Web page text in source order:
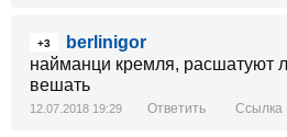
+3
berlinigor
найманци кремля, расшатуют
вешать
12.07.2018 19:29 Ответить Ссылка